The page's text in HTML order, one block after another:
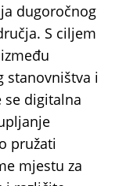
dugoročnog
S ciljem
stanovništva i
se digitalna
pružati
mjestu za